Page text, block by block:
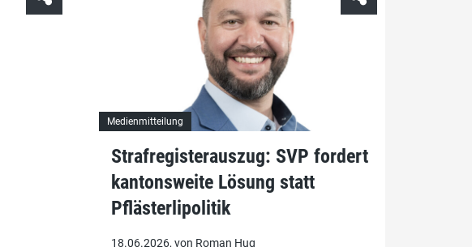
Medienmitteilung
Strafregisterauszug: SVP fordert
kantonsweite Lösung statt
Pflästerlipolitik
18.06.2026, von Roman Hug